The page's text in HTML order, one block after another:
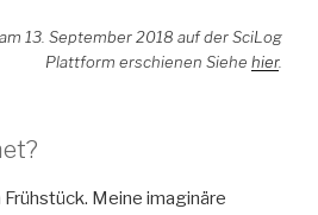
13. September 2018 auf der SciLog
Plattform erschienen Siehe hier.
Meine imaginäre